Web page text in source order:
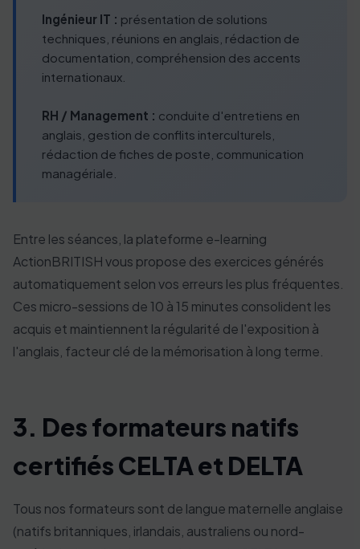
Ingénieur IT : présentation de solutions
techniques, réunions en anglais, rédaction de
documentation, compréhension des accents
internationaux.
RH / Management : conduite d'entretiens en
anglais, gestion de conflits interculturels,
rédaction de fiches de poste, communication
managériale.
Entre les séances, la plateforme e-learning
ActionBRITISH vous propose des exercices générés
automatiquement selon vos erreurs les plus fréquentes.
Ces micro-sessions de 10 à 15 minutes consolident les
acquis et maintiennent la régularité de l'exposition à
l'anglais, facteur clé de la mémorisation à long terme.
3. Des formateurs natifs
certifiés CELTA et DELTA
Tous nos formateurs sont de langue maternelle anglaise
(natifs britanniques, irlandais, australiens ou nord-